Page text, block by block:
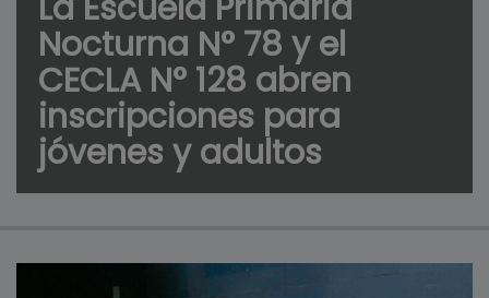
Nocturna N° 78 y el
CECLA N° 128 abren
inscripciones para
jóvenes y adultos